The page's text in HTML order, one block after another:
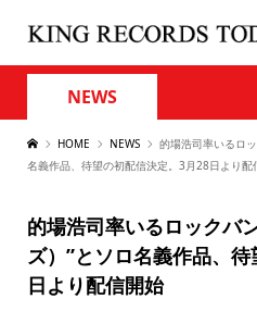
NEWS
HOME NEWS
的場浩司率いるロ
名義作品、待望の初配信決定。3月28日より配
的場浩司率いるロックバ
ズ）”とソロ名義作品、
日より配信開始